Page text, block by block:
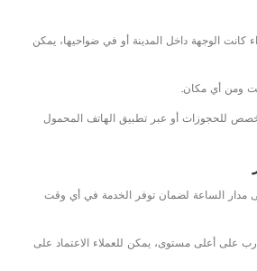
كانت الوجهة داخل المدينة أو في ضواحيها، يمكن
ومن أي مكان.
للحجوزات أو عبر تطبيق الهاتف المحمول
مدار الساعة لضمان توفر الخدمة في أي وقت
أعلى مستوى، يمكن للعملاء الاعتماد على